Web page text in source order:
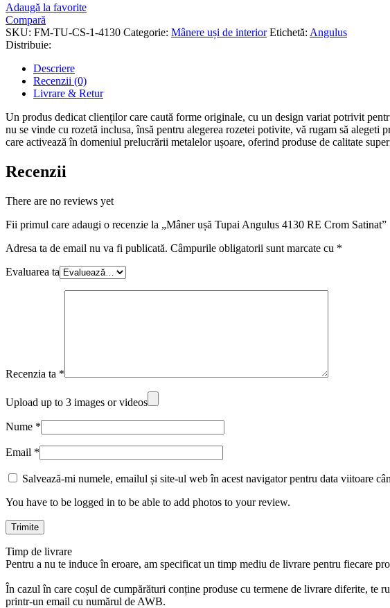
Adaugă la favorite
Compară
SKU: FM-TU-CS-1-4130 Categorie: Mânere uși de interior Etichetă: Angulus
Distribuie:
Descriere
Recenzii (0)
Livrare & Retur
Un produs dedicat clienților care caută forme originale, cu un design variat potrivit
nu se vinde cu rozetă inclusa, însă pentru alegerea rozetei potivite, vă rugam să
care activează în domeniul prelucrării metalelor ușoare, oferind produse de calitate
Recenzii
There are no reviews yet
Fii primul care adaugi o recenzie la „Mâner ușă Tupai Angulus 4130 RE Crom Satinat”
Adresa ta de email nu va fi publicată. Câmpurile obligatorii sunt marcate cu *
Evaluarea ta
Recenzia ta *
Upload up to 3 images or videos
Nume *
Email *
Salvează-mi numele, emailul și site-ul web în acest navigator pentru data viitoare
You have to be logged in to be able to add photos to your review.
Timp de livrare
Pentru a nu te induce în eroare, am specificat un timp mediu de livrare pentru fiecare
În cazul în care coșul de cumpărături conține produse cu termene de livrare diferite, te
printr-un email cu numărul de AWB.